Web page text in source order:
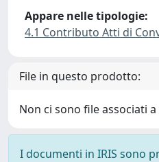
Appare nelle tipologie:
4.1 Contributo Atti di
File in questo prodotto:
Non ci sono file associati
I documenti in IRIS sono